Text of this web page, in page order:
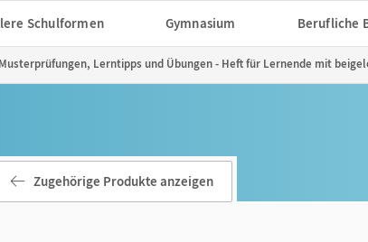
Schulformen Gymnasium Berufliche
Lerntipps und Übungen - Heft für Lernende mit
Zugehörige Produkte anzeigen